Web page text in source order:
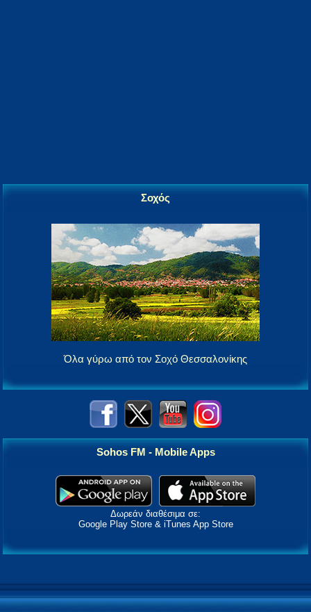
Σοχός
Όλα γύρω από τον Σοχό Θεσσαλονίκης
Sohos FM - Mobile Apps
Δωρεάν διαθέσιμα σε:
Google Play Store & iTunes App Store